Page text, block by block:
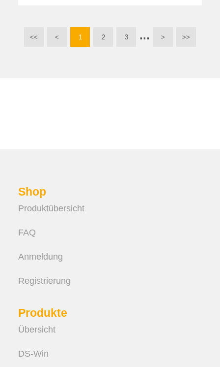
<< < 1 2 3 ... > >>
Shop
Produktübersicht
FAQ
Anmeldung
Registrierung
Produkte
Übersicht
DS-Win